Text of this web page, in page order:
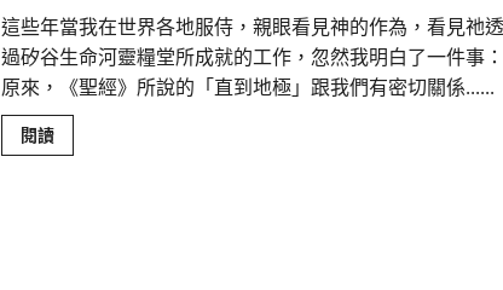
這些年當我在世界各地服侍，親眼看見神的作為，看見祂
過矽谷生命河靈糧堂所成就的工作，忽然我明白了一件事
原來，《聖經》所說的「直到地極」跟我們有密切關係......
閱讀Read
more